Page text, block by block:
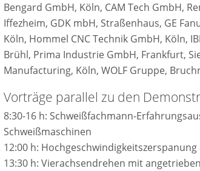
Bengard GmbH, Köln, CAM Tech GmbH,
Iffezheim, GDK mbH, Straßenhaus, GE
Köln, Hommel CNC Technik GmbH, Köln,
Brühl, Prima Industrie GmbH, Frankfurt,
Manufacturing, Köln, WOLF Gruppe,
Vorträge parallel zu den
8:30-16 h: Schweißfachmann-
Schweißmaschinen
12:00 h:
13:30 h: Vierachsendrehen mit